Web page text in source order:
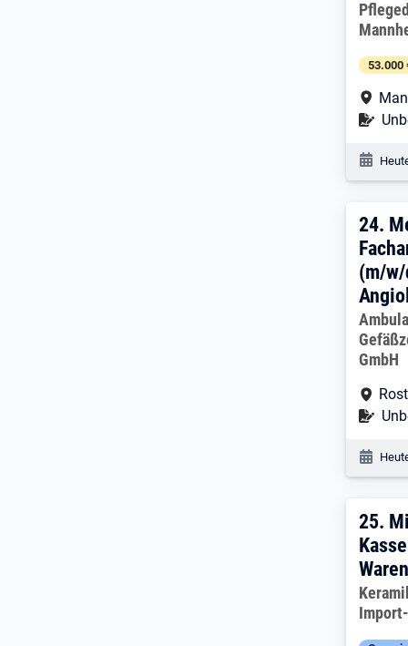
53.000
24.
24.
(m/
GmbH
25.
25.